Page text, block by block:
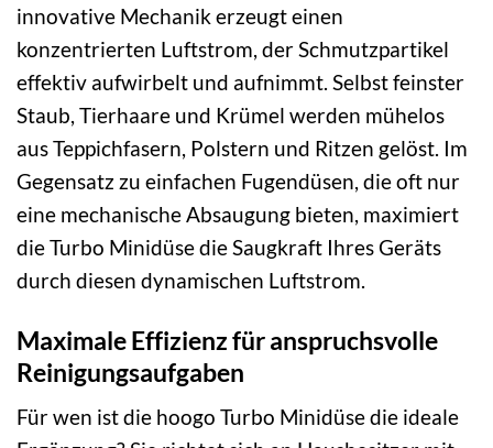
innovative Mechanik erzeugt einen
konzentrierten Luftstrom, der Schmutzpartikel
effektiv aufwirbelt und aufnimmt. Selbst feinster
Staub, Tierhaare und Krümel werden mühelos
aus Teppichfasern, Polstern und Ritzen gelöst. Im
Gegensatz zu einfachen Fugendüsen, die oft nur
eine mechanische Absaugung bieten, maximiert
die Turbo Minidüse die Saugkraft Ihres Geräts
durch diesen dynamischen Luftstrom.
Maximale Effizienz für anspruchsvolle
Reinigungsaufgaben
Für wen ist die hoogo Turbo Minidüse die ideale